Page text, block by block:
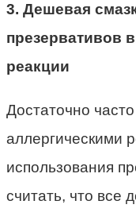
3. Дешевая
презервативов
реакции
Достаточно
аллергическими
использования
считать, что все